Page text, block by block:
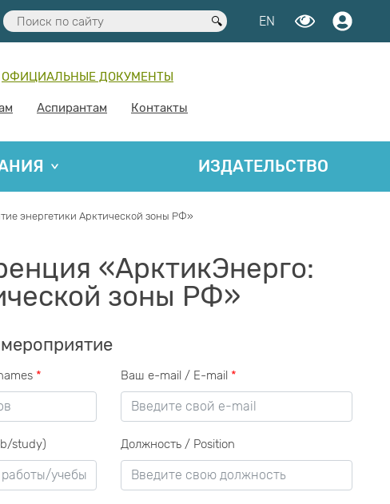
EN
ОФИЦИАЛЬНЫЕ ДОКУМЕНТЫ
Аспирантам Контакты
ИЗДАТЕЛЬСТВО
энергетики Арктической зоны РФ»
«АрктикЭнерго:
зоны РФ»
* Ваш e-mail / E-mail *
study) Должность / Position